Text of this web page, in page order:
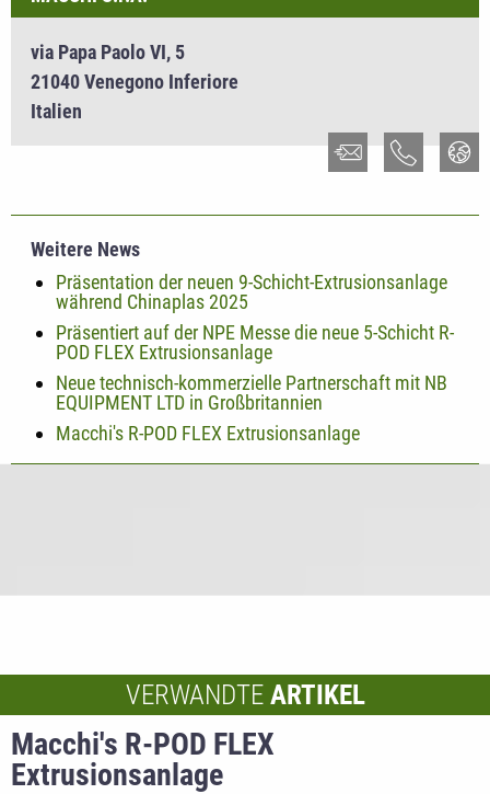
via Papa Paolo VI, 5
21040 Venegono Inferiore
Italien
Weitere News
Präsentation der neuen 9-Schicht-Extrusionsanlage
während Chinaplas 2025
Präsentiert auf der NPE Messe die neue 5-Schicht R-
POD FLEX Extrusionsanlage
Neue technisch-kommerzielle Partnerschaft mit NB
EQUIPMENT LTD in Großbritannien
Macchi's R-POD FLEX Extrusionsanlage
VERWANDTE ARTIKEL
Macchi's R-POD FLEX
Extrusionsanlage